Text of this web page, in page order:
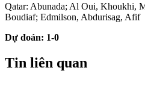
Qatar: Abunada; Al Oui, Khoukhi,
Boudiaf; Edmilson, Abdurisag, Afif
Dự đoán: 1-0
Tin liên quan